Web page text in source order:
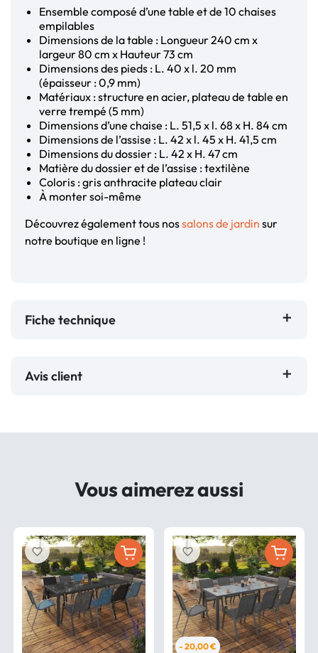
Ensemble composé d’une table et de 10 chaises
empilables
Dimensions de la table : Longueur 240 cm x
largeur 80 cm x Hauteur 73 cm
Dimensions des pieds : L. 40 x l. 20 mm
(épaisseur : 0,9 mm)
Matériaux : structure en acier, plateau de table en
verre trempé (5 mm)
Dimensions d’une chaise : L. 51,5 x l. 68 x H. 84 cm
Dimensions de l’assise : L. 42 x l. 45 x H. 41,5 cm
Dimensions du dossier : L. 42 x H. 47 cm
Matière du dossier et de l’assise : textilène
Coloris : gris anthracite plateau clair
À monter soi-même
Découvrez également tous nossalons de jardin sur
notre boutique en ligne !
Fiche technique
Avis client
Vous aimerez aussi
favorite_border
- 20,00 €
favorite_border